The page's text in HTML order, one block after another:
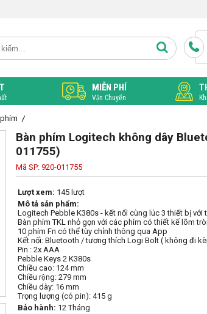
MIỄN PHÍ
Vận Chuyển
Bàn phím Logitech không dây
011755)
Mã SP: 920-011755
Lượt xem: 145 lượt
Mô tả sản phẩm:
Logitech Pebble K380s - kết nối cùng lúc 3 thiết bị với
Bàn phím TKL nhỏ gọn với các phím có thiết kế lõm
10 phím Fn có thể tùy chỉnh thông qua App
Kết nối: Bluetooth / tương thích Logi Bolt ( không đi
Pin : 2x AAA
Pebble Keys 2 K380s
Chiều cao: 124 mm
Chiều rộng: 279 mm
Chiều dày: 16 mm
Bảo hành: 12 Tháng